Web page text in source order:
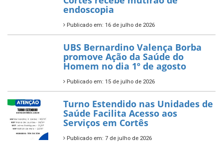
endoscopia
Publicado em: 16 de julho de 2026
UBS Bernardino Valença Borba
promove Ação da Saúde do
Homem no dia 1º de agosto
Publicado em: 15 de julho de 2026
Turno Estendido nas Unidades de
Saúde Facilita Acesso aos
Serviços em Cortês
Publicado em: 7 de julho de 2026